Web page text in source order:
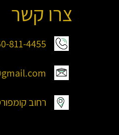
צרו קשר
811-4455
רחוב קומפורט 14 |